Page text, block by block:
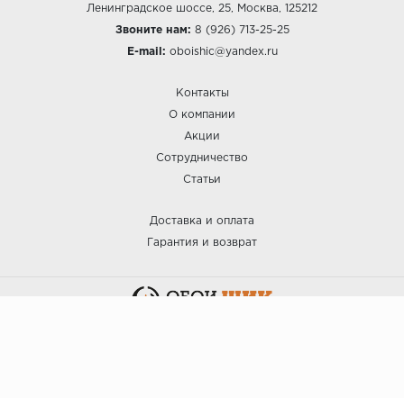
Ленинградское шоссе, 25, Москва, 125212
Звоните нам: 8 (926) 713-25-25
E-mail: oboishic@yandex.ru
Контакты
О компании
Акции
Сотрудничество
Статьи
Доставка и оплата
Гарантия и возврат